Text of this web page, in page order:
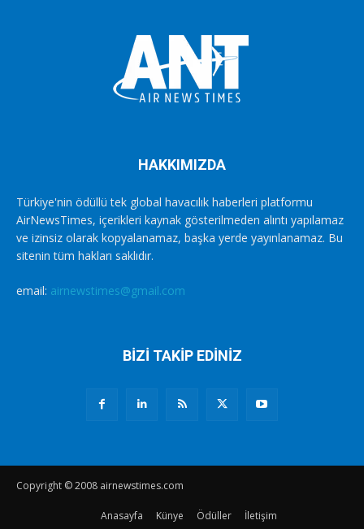
HAKKIMIZDA
Türkiye'nin ödüllü tek global havacılık haberleri platformu
AirNewsTimes, içerikleri kaynak gösterilmeden alıntı yapılamaz
ve izinsiz olarak kopyalanamaz, başka yerde yayınlanamaz. Bu
sitenin tüm hakları saklıdır.
email: airnewstimes@gmail.com
BİZİ TAKİP EDİNİZ
Copyright © 2008 airnewstimes.com
Anasayfa Künye Ödüller İletişim